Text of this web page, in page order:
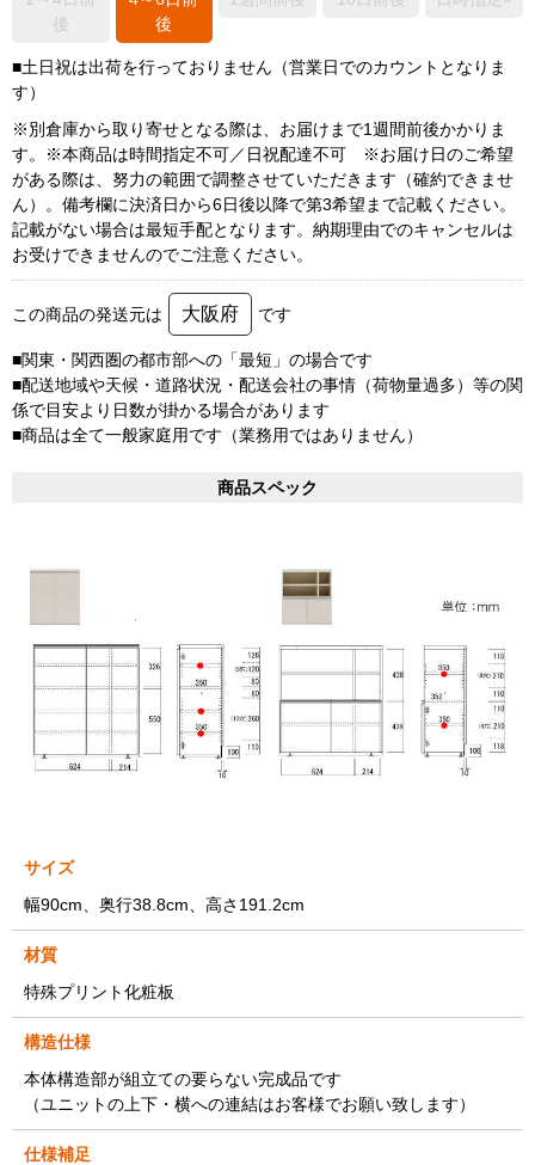
後
後
■土日祝は出荷を行っておりません（営業日でのカウントとなりま
す）
※別倉庫から取り寄せとなる際は、お届けまで1週間前後かかりま
す。※本商品は時間指定不可／日祝配達不可 ※お届け日のご希望
がある際は、努力の範囲で調整させていただきます（確約できませ
ん）。備考欄に決済日から6日後以降で第3希望まで記載ください。
記載がない場合は最短手配となります。納期理由でのキャンセルは
お受けできませんのでご注意ください。
この商品の発送元は 大阪府 です
■関東・関西圏の都市部への「最短」の場合です
■配送地域や天候・道路状況・配送会社の事情（荷物量過多）等の関
係で目安より日数が掛かる場合があります
■商品は全て一般家庭用です（業務用ではありません）
商品スペック
サイズ
幅90cm、奥行38.8cm、高さ191.2cm
材質
特殊プリント化粧板
構造仕様
本体構造部が組立ての要らない完成品です
（ユニットの上下・横への連結はお客様でお願い致します）
仕様補足